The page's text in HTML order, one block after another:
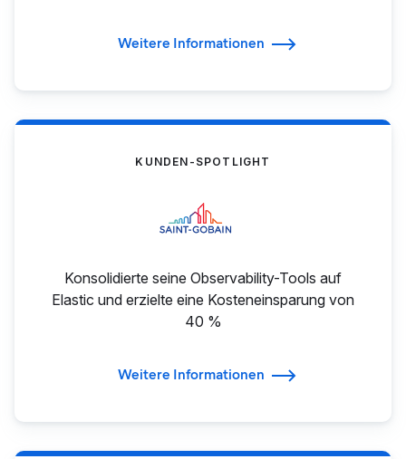
Weitere Informationen
KUNDEN-SPOTLIGHT
Konsolidierte seine Observability-Tools auf
Elastic und erzielte eine Kosteneinsparung von
40 %
Weitere Informationen